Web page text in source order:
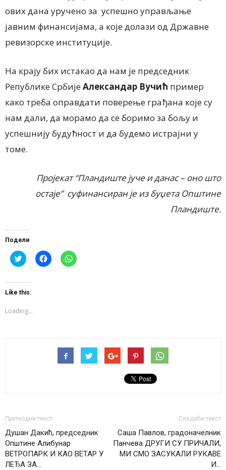
ових дана уручено за успешно управљање
јавним финансијама, а које долази од Државне
ревизорске институције.
На крају бих истакао да нам је председник
Републике СрбијеАлександар Вучић пример
како треба оправдати поверење грађана које су
нам дали, да морамо да се боримо за бољу и
успешнију будућност и да будемо истрајни у
томе.
Пројекат “Пландиште јуче и данас – оно што
остаје” суфинансиран је из буџета Општине
Пландиште.
Подели
Click
to
Twitter
(Opens
in
window)
Click
to
Click
to
Like this:
Loading...
Претходни текст
Душан Дакић, председник
Општине Алибунар
ВЕТРОПАРК И КАО ВЕТАР У
ЛЕЂА ЗА…
Следећи текст
Саша Павлов, градоначелник
Панчева ДРУГИ СУ ПРИЧАЛИ,
МИ СМО ЗАСУКАЛИ РУКАВЕ
И…